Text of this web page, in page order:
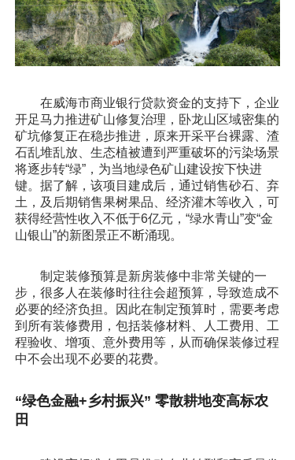
在威海市商业银行贷款资金的支持下，企业
开足马力推进矿山修复治理，卧龙山区域密集的
矿坑修复正在稳步推进，原来开采平台裸露、渣
石乱堆乱放、生态植被遭到严重破坏的污染场景
将逐步转“绿”，为当地绿色矿山建设按下快进
键。据了解，该项目建成后，通过销售砂石、弃
土，及后期销售果树果品、经济灌木等收入，可
获得经营性收入不低于6亿元，“绿水青山”变“金
山银山”的新图景正不断涌现。
制定装修预算是新房装修中非常关键的一
步，很多人在装修时往往会超预算，导致造成不
必要的经济负担。因此在制定预算时，需要考虑
到所有装修费用，包括装修材料、人工费用、工
程验收、增项、意外费用等，从而确保装修过程
中不会出现不必要的花费。
“绿色金融+乡村振兴” 零散耕地变高标农
田